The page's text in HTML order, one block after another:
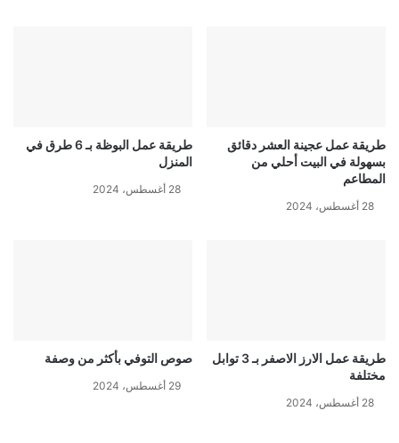
طريقة عمل عجينة العشر دقائق
بسهولة في البيت أحلي من
المطاعم
28 أغسطس، 2024
طريقة عمل البوظة بـ 6 طرق في
المنزل
28 أغسطس، 2024
طريقة عمل الارز الاصفر بـ 3 توابل
مختلفة
28 أغسطس، 2024
صوص التوفي بأكثر من وصفة
29 أغسطس، 2024